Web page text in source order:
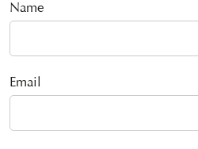
Name
Email